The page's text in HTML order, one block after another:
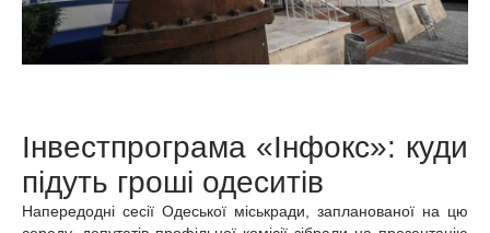
Інвестпрограма «Інфокс»: куди
підуть гроші одеситів
Напередодні сесії Одеської міськради, запланованої на цю